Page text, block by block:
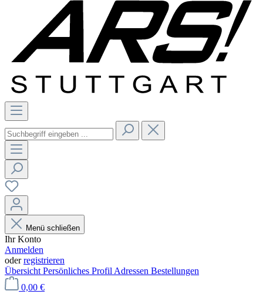
Menü schließen
Ihr Konto
Anmelden
oderregistrieren
Übersicht Persönliches Profil Adressen Bestellungen
0,00 €